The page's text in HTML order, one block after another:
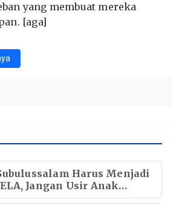
yang membuat mereka
[aga]
Harus Menjadi
Jangan Usir Anak
Selatan